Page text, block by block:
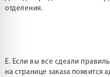
отделения.
Е. Если вы все сдеали
на странице заказа появится